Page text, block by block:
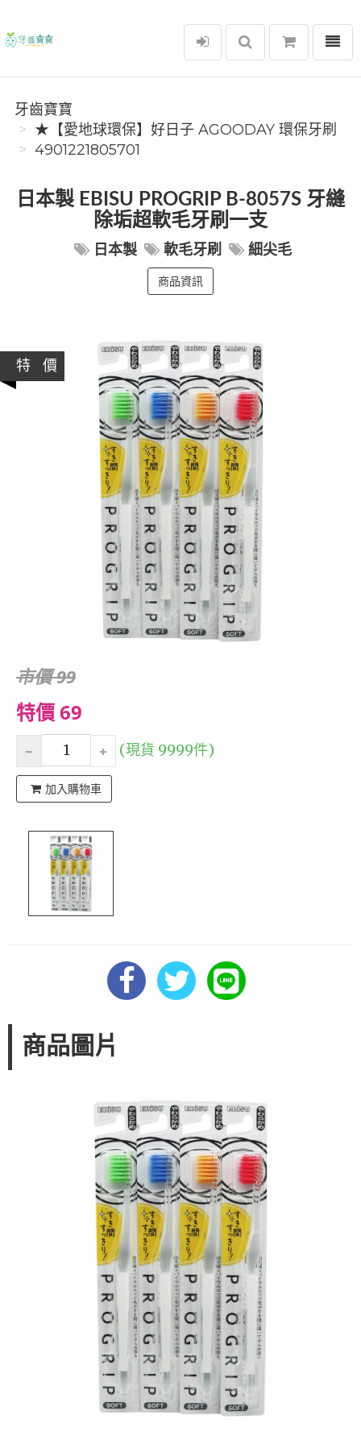
牙齒寶寶
選單
牙齒寶寶
★【愛地球環保】好日子 AGOODAY 環保牙刷
4901221805701
日本製 EBISU PROGRIP B-8057S 牙縫
除垢超軟毛牙刷一支
日本製 軟毛牙刷 細尖毛
商品資訊
特 價
市價 99
特價 69
(現貨 9999件)
加入購物車
商品圖片